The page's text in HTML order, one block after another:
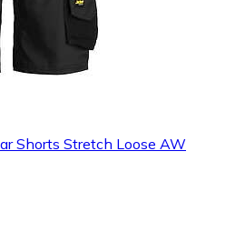
Shorts Stretch Loose AW